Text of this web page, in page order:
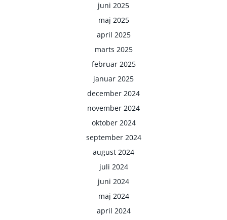
juni 2025
maj 2025
april 2025
marts 2025
februar 2025
januar 2025
december 2024
november 2024
oktober 2024
september 2024
august 2024
juli 2024
juni 2024
maj 2024
april 2024